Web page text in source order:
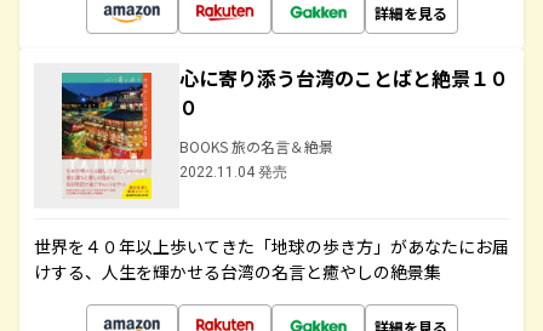
詳細を見る
心に寄り添う台湾のことばと絶景１０
０
BOOKS 旅の名言＆絶景
2022.11.04 発売
世界を４０年以上歩いてきた「地球の歩き方」があなたにお届
けする、人生を輝かせる台湾の名言と癒やしの絶景集
詳細を見る